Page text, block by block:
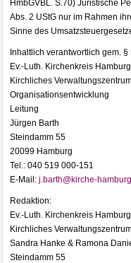
HmbGVBL. S.70) Juristische
Abs. 2 UStG nur im Rahmen
Sinne des
Inhaltlich verantwortlich gem. §
Ev.-Luth. Kirchenkreis
Kirchliches
Organisationsentwicklung
Leitung
Jürgen Barth
Steindamm 55
20099 Hamburg
Tel.: 040 519 000-151
E-Mail:j.barth@kirche-
Redaktion:
Ev.-Luth. Kirchenkreis
Kirchliches
Sandra Hanke & Ramona
Steindamm 55